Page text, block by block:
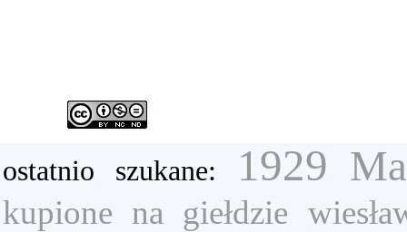
ostatnio szukane: 1929
kupione na giełdzie